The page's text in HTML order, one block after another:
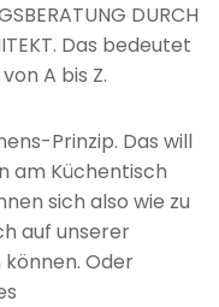
DURCH
Das bedeutet
A bis Z.
Prinzip. Das will
am Küchentisch
sich also wie zu
auf unserer
können. Oder